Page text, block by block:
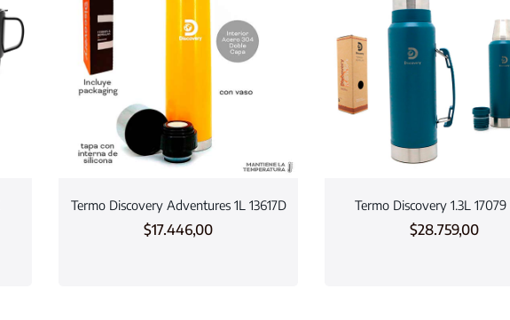
Termo Discovery Adventures 1L 13617D
$17.446,00
Termo Discovery 1.3L
$28.759,00